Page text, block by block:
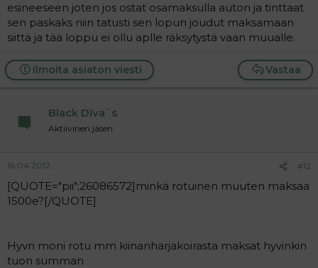
esineeseen joten jos ostat osamaksulla auton ja tinttaat
sen paskaks niin tatusti sen lopun joudut maksamaan
siittä ja tää loppu ei ollu aplle räksytystä vaan muualle.
Vastaa
Ilmoita asiaton viesti
Black Diva´s
Aktiivinen jäsen
16.04.2012 #12
[QUOTE="pii";26086572]minkä rotuinen muuten maksaa
1500e?[/QUOTE]
Hyvn moni rotu mm kiinanharjakoirasta maksat hyvinkin
tuon summan